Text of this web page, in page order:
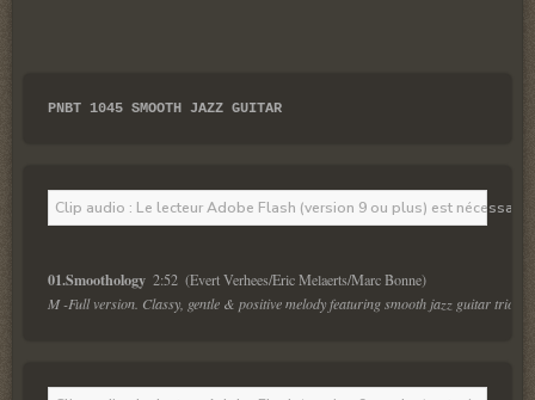
PNBT 1045 SMOOTH JAZZ GUITAR
Clip audio : Le lecteur Adobe Flash (version 9 ou plus) est
01.Smoothology
2:52  (Evert Verhees/Eric Melaerts/Marc Bonne)
M -Full version. Classy, gentle & positive melody featuring smooth jazz guitar trio.